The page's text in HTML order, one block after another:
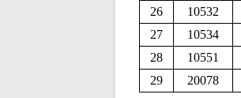
26
10532
27
10534
28
10551
29
20078